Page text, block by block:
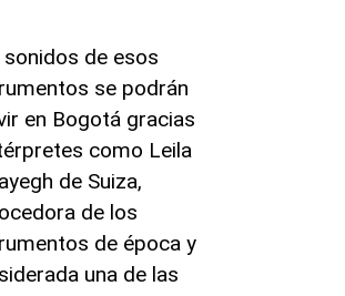
sonidos de esos
se podrán
en Bogotá gracias
como Leila
de Suiza,
de los
de época y
una de las